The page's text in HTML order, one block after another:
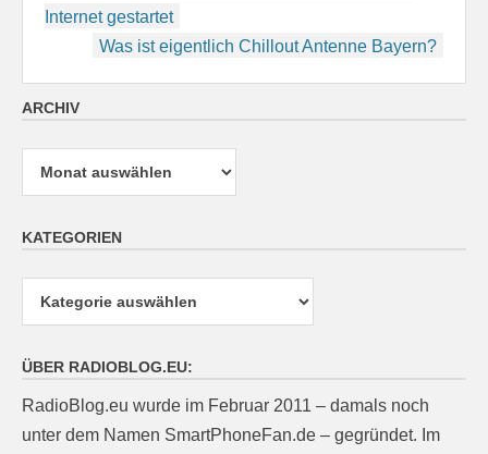
Internet gestartet
Was ist eigentlich Chillout Antenne Bayern?
ARCHIV
Archiv
KATEGORIEN
ÜBER RADIOBLOG.EU:
RadioBlog.eu wurde im Februar 2011 – damals noch
unter dem Namen SmartPhoneFan.de – gegründet. Im